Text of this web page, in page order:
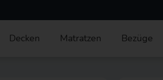
Decken Matratzen Bezüge